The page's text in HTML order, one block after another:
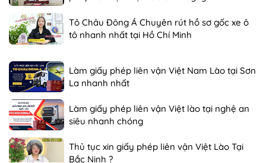
Tô Châu Đông Á Chuyên rút hồ sơ gốc xe ô
tô nhanh nhất tại Hồ Chí Minh
Làm giấy phép liên vận Việt Nam Lào tại Sơn
La nhanh nhất
Làm giấy phép liên vận Việt lào tại nghệ an
siêu nhanh chóng
Thủ tục xin giấy phép liên vận Việt Lào Tại
Bắc Ninh ?